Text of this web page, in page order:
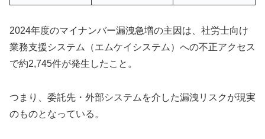
2024年度のマイナンバー漏洩急増の主因は、社労士向け
業務支援システム（エムケイシステム）への不正アクセス
で約2,745件が発生したこと。
つまり、委託先・外部システムを介した漏洩リスクが現実
のものとなっている。